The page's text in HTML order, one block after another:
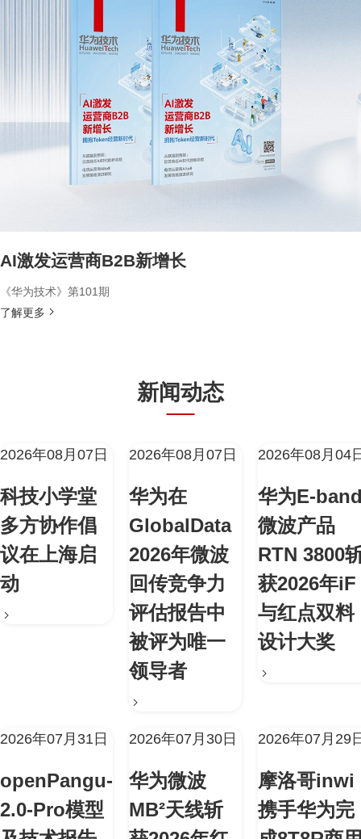
AI激发运营商B2B新增长
《华为技术》第101期
了解更多
新闻动态
2026年08月07日
科技小学堂
多方协作倡
议在上海启
动
2026年08月07日
华为在
GlobalData
2026年微波
回传竞争力
评估报告中
被评为唯一
领导者
2026年08月04
华为E-
微波产品
RTN 3800
获2026年iF
与红点双料
设计大奖
2026年07月31日
openPangu-
2.0-Pro模型
2026年07月30日
华为微波
MB²天线斩
2026年07月29
摩洛哥inwi
携手华为完